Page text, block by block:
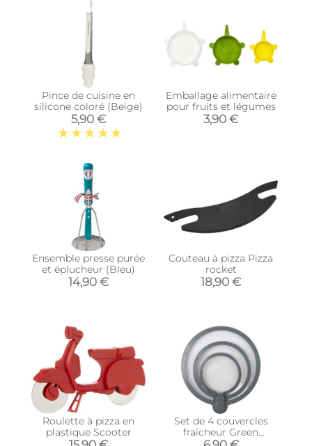
Pince de cuisine en
silicone coloré (Beige)
5,90 €
Emballage alimentaire
pour fruits et légumes
3,90 €
Ensemble presse purée
et éplucheur (Bleu)
14,90 €
Couteau à pizza Pizza
rocket
18,90 €
Roulette à pizza en
plastique Scooter
Set de 4 couvercles
fraîcheur Green
attitude (Gris)